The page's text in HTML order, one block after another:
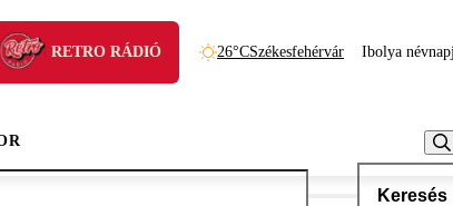
RETRO RÁDIÓ 26°CSzékesfehérvár Ibolya
Keresés